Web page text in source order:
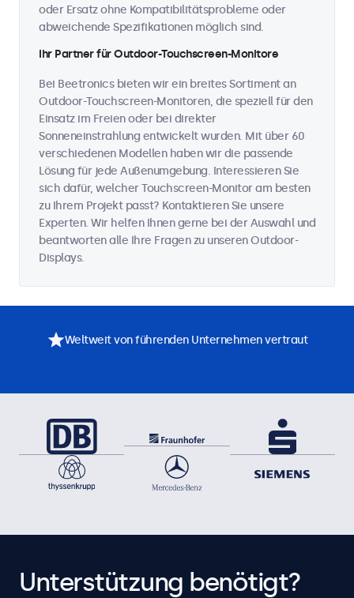
oder Ersatz ohne Kompatibilitätsprobleme oder
abweichende Spezifikationen möglich sind.
Ihr Partner für Outdoor-Touchscreen-Monitore
Bei Beetronics bieten wir ein breites Sortiment an
Outdoor-Touchscreen-Monitoren, die speziell für den
Einsatz im Freien oder bei direkter
Sonneneinstrahlung entwickelt wurden. Mit über 60
verschiedenen Modellen haben wir die passende
Lösung für jede Außenumgebung. Interessieren Sie
sich dafür, welcher Touchscreen-Monitor am besten
zu Ihrem Projekt passt? Kontaktieren Sie unsere
Experten. Wir helfen Ihnen gerne bei der Auswahl und
beantworten alle Ihre Fragen zu unseren Outdoor-
Displays.
Weltweit von führenden Unternehmen vertraut
Unterstützung benötigt?